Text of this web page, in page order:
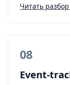
Читать
08
Event-